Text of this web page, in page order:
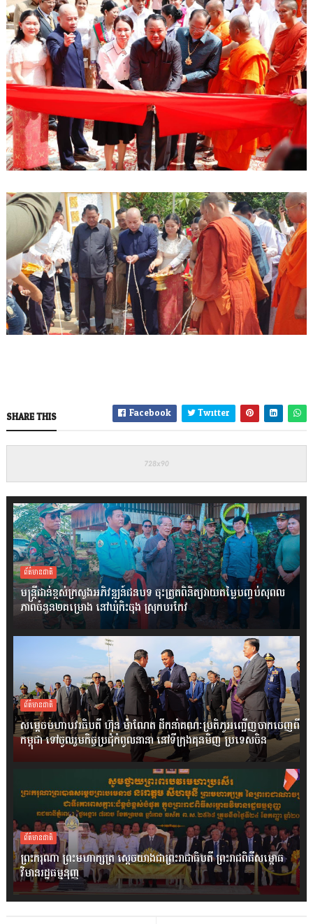
SHARE THIS Facebook Twitter
ព័ត៌មានជាតិ
មន្ត្រីជាន់ខ្ពស់ក្រសួងអភិវឌ្ឍន៍ជនបទ ចុះត្រួតពិនិត្យវាយតម្លៃបញ្ចប់សុពល
ភាពចំនួន២គម្រោង នៅឃុំកិះចុង ស្រុកបរកែវ
ព័ត៌មានជាតិ
សម្តេចមហាបវរធិបតី ហ៊ុន ម៉ាណែត ដឹកនាំគណៈប្រតិភូអញ្ជើញចាកចេញពី
កម្ពុជា ទៅចូលរួមកិច្ចប្រជុំកំពូលនានា នៅទីក្រុងគុនមិញ ប្រទេសចិន
ព័ត៌មានជាតិ
ព្រះករុណា ព្រះមហាក្សត្រ ស្តេចយាងជាព្រះរាជាធិបតី ព្រះរាជពិធីសម្ពោធ
វិមានរដ្ឋធម្មនុញ្ញ